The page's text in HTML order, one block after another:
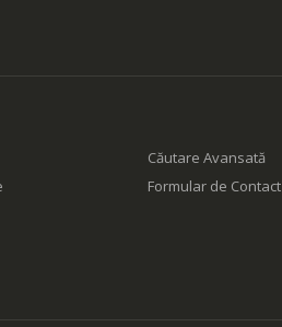
Căutare Avansată
Formular de Contact